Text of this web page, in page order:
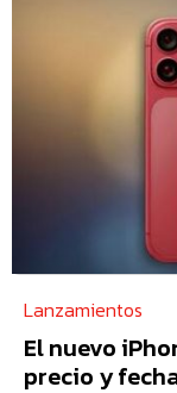
Lanzamientos
El nuevo
precio y